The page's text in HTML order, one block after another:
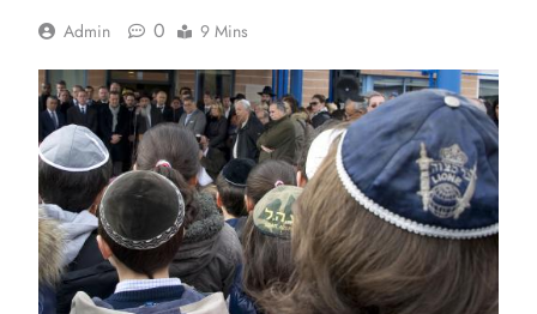
Admin 0 9 Mins